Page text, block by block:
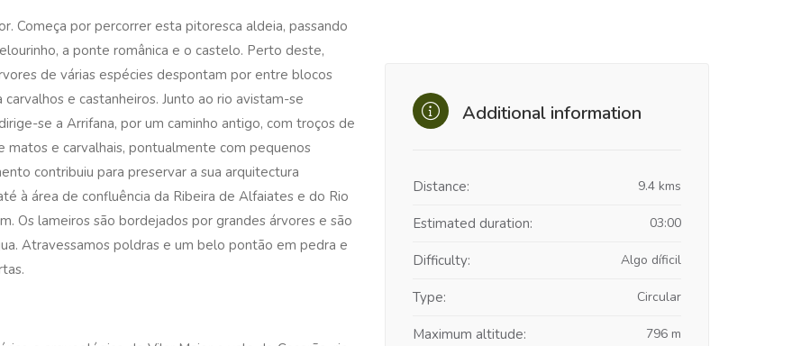
Começa por percorrer esta pitoresca aldeia, passando
a ponte românica e o castelo. Perto deste,
de várias espécies despontam por entre blocos
e castanheiros. Junto ao rio avistam-se
se a Arrifana, por um caminho antigo, com troços de
matos e carvalhais, pontualmente com pequenos
contribuiu para preservar a sua arquitectura
à área de confluência da Ribeira de Alfaiates e do Rio
Os lameiros são bordejados por grandes árvores e são
Atravessamos poldras e um belo pontão em pedra e
Additional information
Distance: 9.4 kms
Estimated duration: 03:00
Difficulty: Algo díficil
Type: Circular
Maximum altitude: 796 m